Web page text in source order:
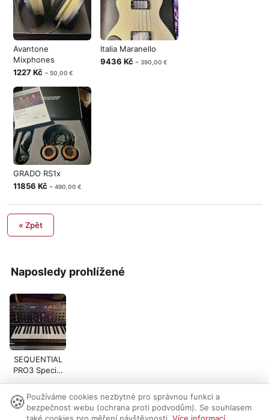
Naposledy prohlížené
SEQUENTIAL
PRO3 Special
Avantone
Mixphones
1227 Kč ~ 50,00 €
Italia Maranello
9436 Kč ~ 390,00 €
GRADO RS1x
11856 Kč ~ 490,00 €
« Zpět
Nastavení cookies | Vzhled:světlý tmavý | Kontakt
🍪 Používáme cookies nezbytné pro správnou funkci a
bezpečnost webu (ochrana proti podvodům). Se souhlasem